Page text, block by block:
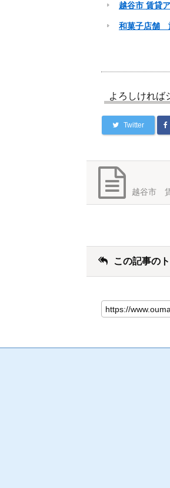
越谷市 賃貸
和菓子店舗
よろしければ
Twitter
越谷市 賃
この記事の